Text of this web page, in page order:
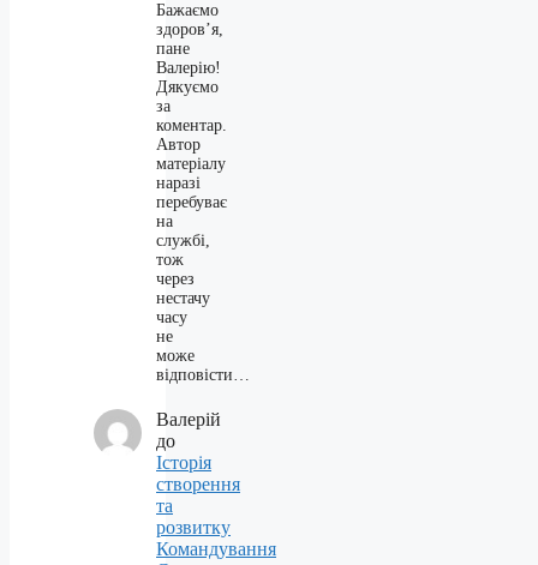
Бажаємо
здоров’я,
пане
Валерію!
Дякуємо
за
коментар.
Автор
матеріалу
наразі
перебуває
на
службі,
тож
через
нестачу
часу
не
може
відповісти…
Валерій
до
Історія
створення
та
розвитку
Командування